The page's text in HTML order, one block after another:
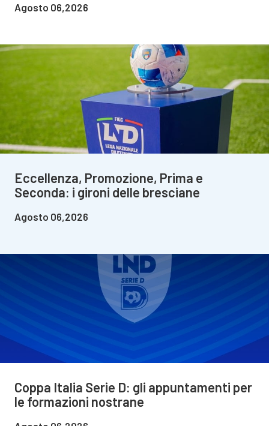
Agosto 06,2026
Eccellenza, Promozione, Prima e
Seconda: i gironi delle bresciane
Agosto 06,2026
Coppa Italia Serie D: gli appuntamenti per
le formazioni nostrane